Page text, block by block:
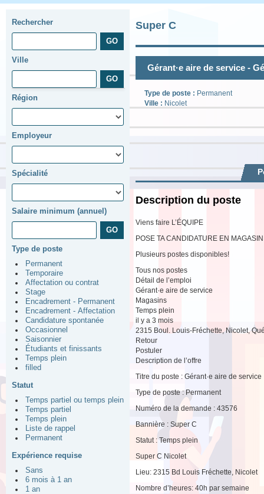
Rechercher
Ville
Région
Employeur
Spécialité
Salaire minimum (annuel)
Type de poste
Permanent
Temporaire
Affectation ou contrat
Stage
Encadrement - Permanent
Encadrement - Affectation
Candidature spontanée
Occasionnel
Saisonnier
Étudiants et finissants
Temps plein
filled
Statut
Temps partiel ou temps plein
Temps partiel
Temps plein
Liste de rappel
Permanent
Expérience requise
Sans
6 mois à 1 an
1 an
Super C
Gérant·e aire de service -
Type de poste : Permanent
Ville : Nicolet
Description du poste
Viens faire L’ÉQUIPE
POSE TA CANDIDATURE EN
Plusieurs postes disponibles!
Tous nos postes
Détail de l’emploi
Gérant·e aire de service
Magasins
Temps plein
il y a 3 mois
2315 Boul. Louis-Fréchette, Nicolet,
Retour
Postuler
Description de l’offre
Titre du poste : Gérant·e aire de service
Type de poste : Permanent
Numéro de la demande : 43576
Bannière : Super C
Statut : Temps plein
Super C Nicolet
Lieu: 2315 Bd Louis Fréchette, Nicolet
Nombre d’heures: 40h par semaine